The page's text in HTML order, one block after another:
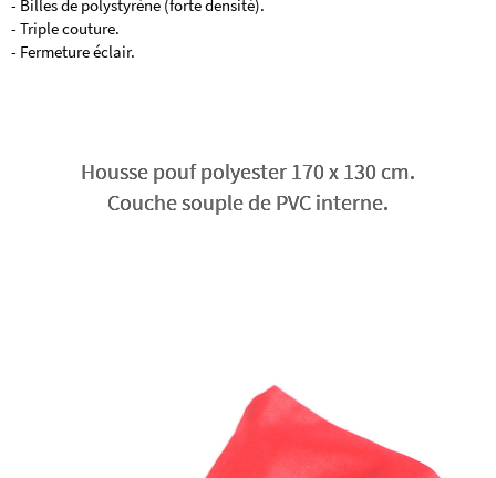
- Billes de polystyrène (forte densité).
- Triple couture.
- Fermeture éclair.
Housse pouf polyester 170 x 130 cm.
Couche souple de PVC interne.